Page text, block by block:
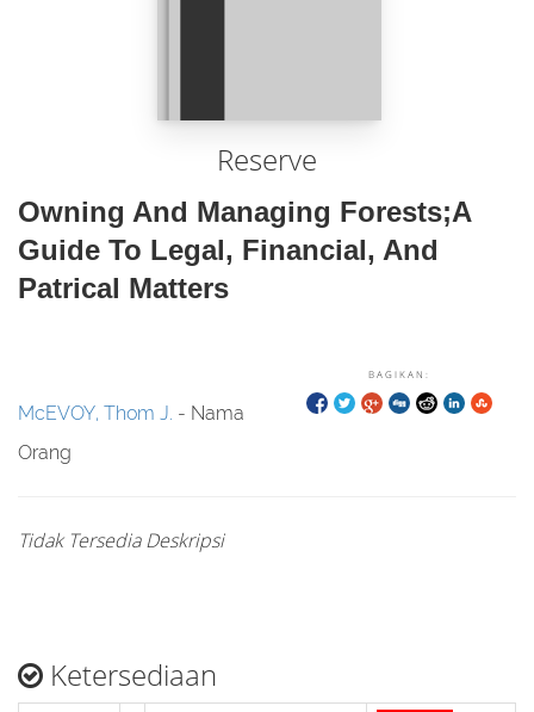
Reserve
Owning And Managing Forests;A
Guide To Legal, Financial, And
Patrical Matters
BAGIKAN:
McEVOY, Thom J. - Nama
Orang
Tidak Tersedia Deskripsi
Ketersediaan